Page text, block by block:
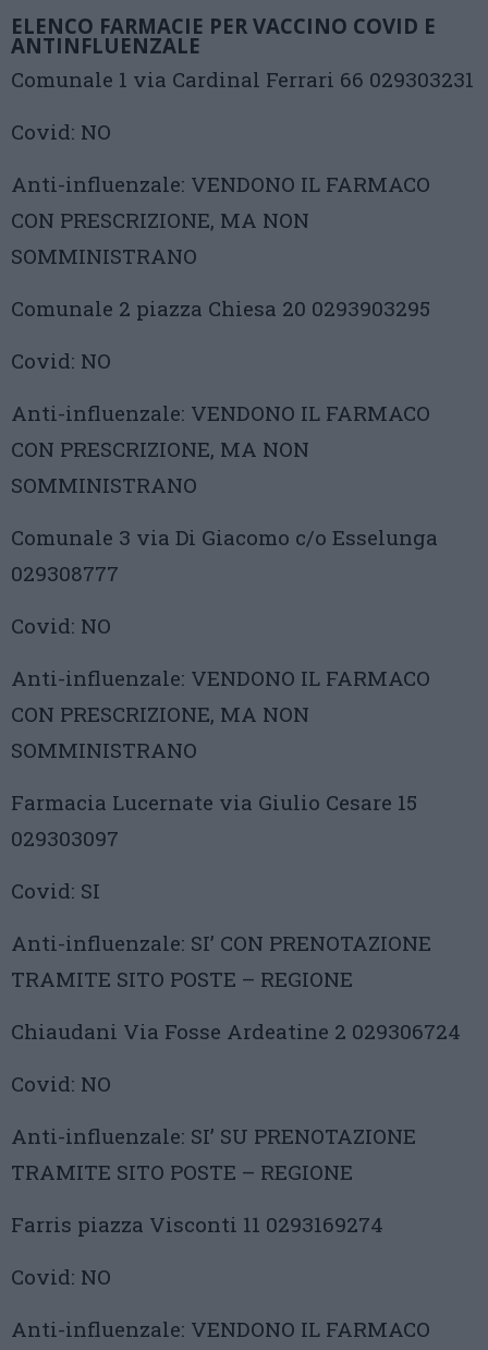
ELENCO FARMACIE PER VACCINO COVID E
ANTINFLUENZALE
Comunale 1 via Cardinal Ferrari 66 029303231
Covid: NO
Anti-influenzale: VENDONO IL FARMACO
CON PRESCRIZIONE, MA NON
SOMMINISTRANO
Comunale 2 piazza Chiesa 20 0293903295
Covid: NO
Anti-influenzale: VENDONO IL FARMACO
CON PRESCRIZIONE, MA NON
SOMMINISTRANO
Comunale 3 via Di Giacomo c/o Esselunga
029308777
Covid: NO
Anti-influenzale: VENDONO IL FARMACO
CON PRESCRIZIONE, MA NON
SOMMINISTRANO
Farmacia Lucernate via Giulio Cesare 15
029303097
Covid: SI
Anti-influenzale: SI’ CON PRENOTAZIONE
TRAMITE SITO POSTE – REGIONE
Chiaudani Via Fosse Ardeatine 2 029306724
Covid: NO
Anti-influenzale: SI’ SU PRENOTAZIONE
TRAMITE SITO POSTE – REGIONE
Farris piazza Visconti 11 0293169274
Covid: NO
Anti-influenzale: VENDONO IL FARMACO